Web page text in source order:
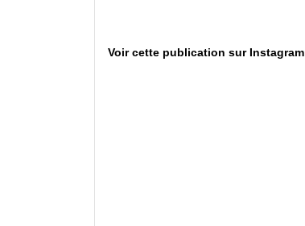
Voir cette publication sur Instagram